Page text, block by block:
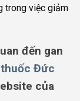
trong việc giảm
đến gan
thuốc Đức
của